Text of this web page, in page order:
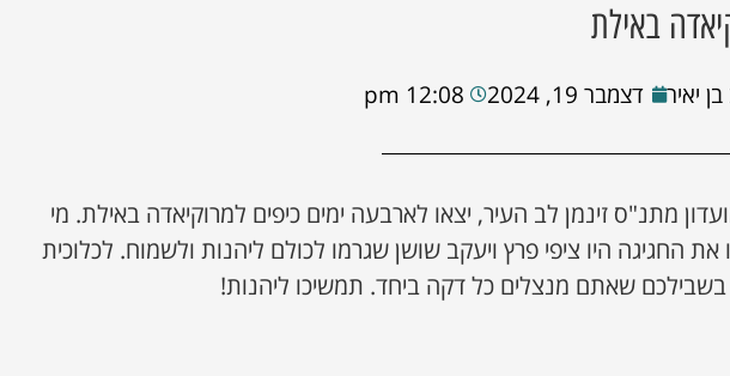
באילת
יאיר דצמבר 19, 2024 12:08 pm
מתנ"ס זינמן לב העיר, יצאו לארבעה ימים כיפים למרוקיאדה באילת. מי
את החגיגה היו ציפי פרץ ויעקב שושן שגרמו לכולם ליהנות ולשמוח. לכלוכית
שאתם מנצלים כל דקה ביחד. תמשיכו ליהנות!